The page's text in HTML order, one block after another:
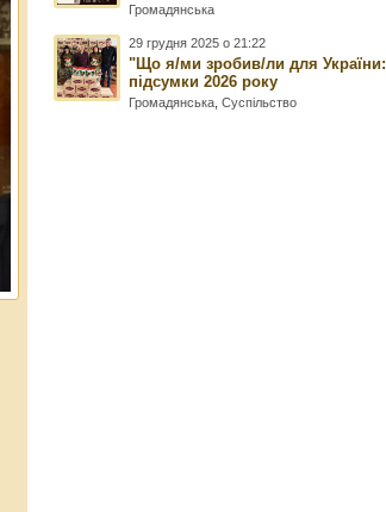
Громадянська
29 грудня 2025 о 21:22
"Що я/ми зробив/ли для України:
підсумки 2026 року
Громадянська ,Суспільство